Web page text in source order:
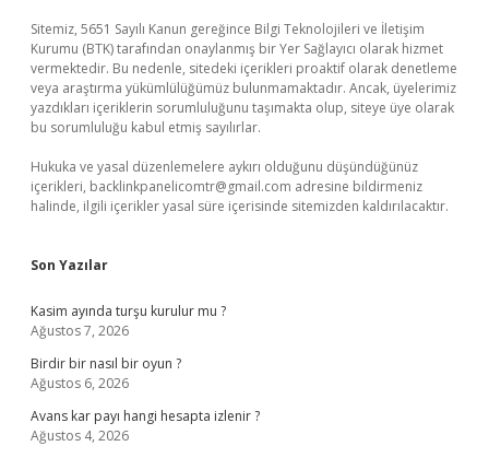
Sitemiz, 5651 Sayılı Kanun gereğince Bilgi Teknolojileri ve İletişim
Kurumu (BTK) tarafından onaylanmış bir Yer Sağlayıcı olarak hizmet
vermektedir. Bu nedenle, sitedeki içerikleri proaktif olarak denetleme
veya araştırma yükümlülüğümüz bulunmamaktadır. Ancak, üyelerimiz
yazdıkları içeriklerin sorumluluğunu taşımakta olup, siteye üye olarak
bu sorumluluğu kabul etmiş sayılırlar.
Hukuka ve yasal düzenlemelere aykırı olduğunu düşündüğünüz
içerikleri, backlinkpanelicomtr@gmail.com adresine bildirmeniz
halinde, ilgili içerikler yasal süre içerisinde sitemizden kaldırılacaktır.
Son Yazılar
Kasim ayında turşu kurulur mu ?
Ağustos 7, 2026
Birdir bir nasıl bir oyun ?
Ağustos 6, 2026
Avans kar payı hangi hesapta izlenir ?
Ağustos 4, 2026